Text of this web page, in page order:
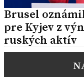
Brusel
pre Kyjev z
ruských aktív